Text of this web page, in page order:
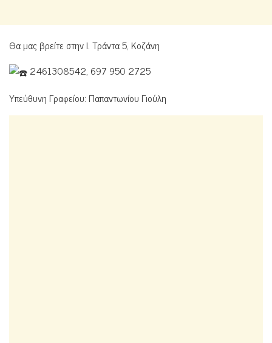
Θα μας βρείτε στην Ι. Τράντα 5, Κοζάνη
2461308542, 697 950 2725
Υπεύθυνη Γραφείου: Παπαντωνίου Γιούλη